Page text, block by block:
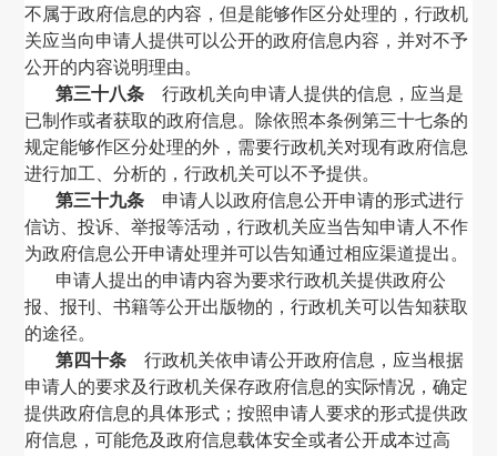
不属于政府信息的内容，但是能够作区分处理的，行政机
关应当向申请人提供可以公开的政府信息内容，并对不予
公开的内容说明理由。
第三十八条 行政机关向申请人提供的信息，应当是
已制作或者获取的政府信息。除依照本条例第三十七条的
规定能够作区分处理的外，需要行政机关对现有政府信息
进行加工、分析的，行政机关可以不予提供。
第三十九条 申请人以政府信息公开申请的形式进行
信访、投诉、举报等活动，行政机关应当告知申请人不作
为政府信息公开申请处理并可以告知通过相应渠道提出。
申请人提出的申请内容为要求行政机关提供政府公
报、报刊、书籍等公开出版物的，行政机关可以告知获取
的途径。
第四十条 行政机关依申请公开政府信息，应当根据
申请人的要求及行政机关保存政府信息的实际情况，确定
提供政府信息的具体形式；按照申请人要求的形式提供政
府信息，可能危及政府信息载体安全或者公开成本过高